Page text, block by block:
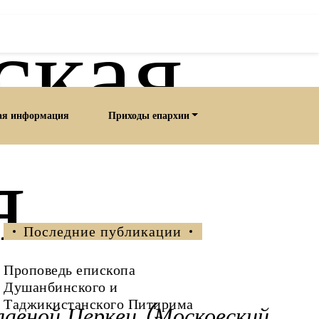
информация Приходы епархии
Последние публикации
Проповедь епископа
Душанбинского и
Таджикистанского Питирима